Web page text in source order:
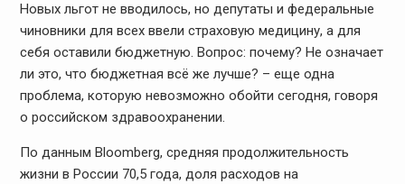
Новых льгот не вводилось, но депутаты и федеральные
чиновники для всех ввели страховую медицину, а для
себя оставили бюджетную. Вопрос: почему? Не означает
ли это, что бюджетная всё же лучше? – еще одна
проблема, которую невозможно обойти сегодня, говоря
о российском здравоохранении.
По данным Bloomberg, средняя продолжительность
жизни в России 70,5 года, доля расходов на